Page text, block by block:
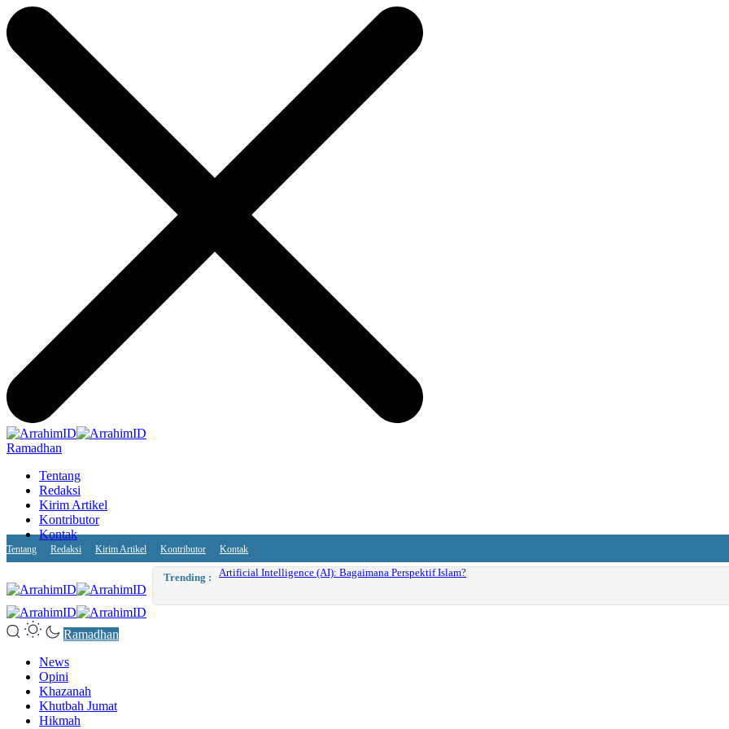
Ramadhan
Tentang
Redaksi
Kirim Artikel
Kontributor
Kontak
Tentang Redaksi Kirim Artikel Kontributor Kontak
Trending : Artificial Intelligence (AI): Bagaimana Perspektif Islam?
Ramadhan
News
Opini
Khazanah
Khutbah Jumat
Hikmah